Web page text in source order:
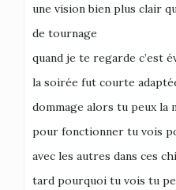
une vision bien plus clair
de tournage
quand je te regarde c’est
la soirée fut courte
dommage alors tu peux la
pour fonctionner tu vois
avec les autres dans ces
tard pourquoi tu vois tu